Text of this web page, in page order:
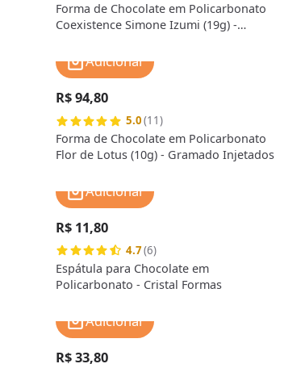
Forma de Chocolate em Policarbonato
Coexistence Simone Izumi (19g) -
R$ 94,80
5.0(11)
Forma de Chocolate em Policarbonato
Flor de Lotus (10g) - Gramado Injetados
Adicionar
R$ 11,80
4.7(6)
Espátula para Chocolate em
Policarbonato - Cristal Formas
Adicionar
R$ 33,80
Adicionar